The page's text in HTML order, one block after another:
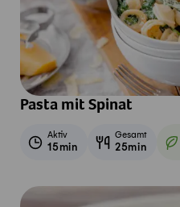
Pasta mit Spinat
Aktiv
15min
Gesamt
25min